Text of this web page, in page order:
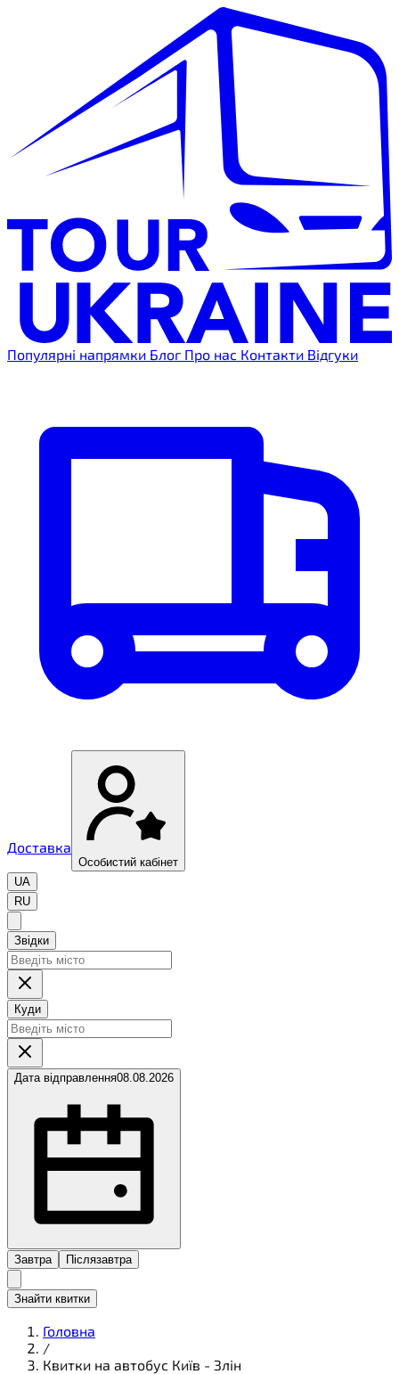
Популярні напрямки Блог Про нас Контакти Відгуки
Доставка
Особистий кабінет
UA
RU
Звідки
Куди
Дата відправлення08.08.2026
Завтра Післязавтра
Знайти квитки
Головна
/
Квитки на автобус Київ - Злін